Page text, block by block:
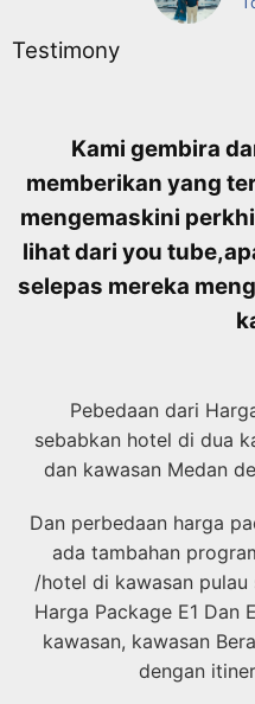
Testimony
Kami gembira
memberikan yang
mengemaskini
lihat dari you tube,
selepas mereka
Pebedaan dari
sebabkan hotel di dua
dan kawasan Medan
Dan perbedaan harga
ada tambahan
/hotel di kawasan pulau
Harga Package E1 Dan
kawasan, kawasan
dengan